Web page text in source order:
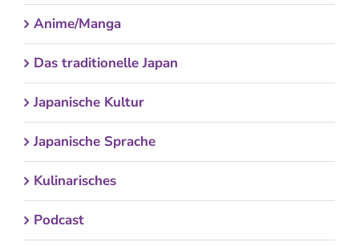
Anime/Manga
Das traditionelle Japan
Japanische Kultur
Japanische Sprache
Kulinarisches
Podcast